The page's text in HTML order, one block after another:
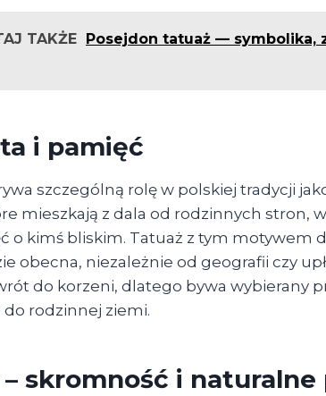
TAKŻE
Posejdon tatuaż — symbolika,
i pamięć
szczególną rolę w polskiej tradycji
mieszkają z dala od rodzinnych stron,
o kimś bliskim. Tatuaż z tym motywem
obecna, niezależnie od geografii czy
do korzeni, dlatego bywa wybierany
do rodzinnej ziemi.
– skromność i